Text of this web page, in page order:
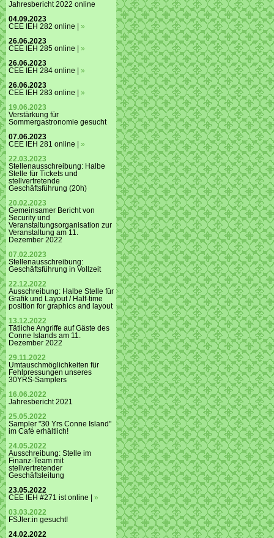
Jahresbericht 2022 online
04.09.2023
CEE IEH 282 online | »
26.06.2023
CEE IEH 285 online | »
26.06.2023
CEE IEH 284 online | »
26.06.2023
CEE IEH 283 online | »
19.06.2023
Verstärkung für
Sommergastronomie gesucht
07.06.2023
CEE IEH 281 online | »
22.03.2023
Stellenausschreibung: Halbe
Stelle für Tickets und
stellvertretende
Geschäftsführung (20h)
20.02.2023
Gemeinsamer Bericht von
Security und
Veranstaltungsorganisation zur
Veranstaltung am 11.
Dezember 2022
07.02.2023
Stellenausschreibung:
Geschäftsführung in Vollzeit
22.12.2022
Ausschreibung: Halbe Stelle für
Grafik und Layout / Half-time
position for graphics and layout
13.12.2022
Tätliche Angriffe auf Gäste des
Conne Islands am 11.
Dezember 2022
29.11.2022
Umtauschmöglichkeiten für
Fehlpressungen unseres
30YRS-Samplers
16.06.2022
Jahresbericht 2021
25.05.2022
Sampler "30 Yrs Conne Island"
im Café erhältlich!
24.05.2022
Ausschreibung: Stelle im
Finanz-Team mit
stellvertretender
Geschäftsleitung
23.05.2022
CEE IEH #271 ist online | »
03.03.2022
FSJler:in gesucht!
24.02.2022